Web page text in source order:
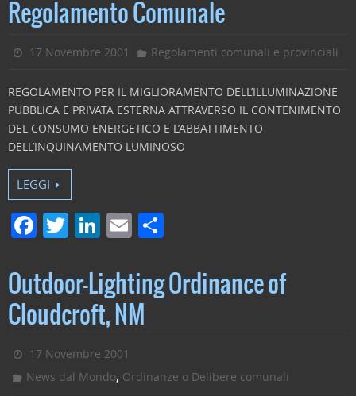
Regolamento Comunale
17 Novembre 2001 Regolamenti comunali e provinciali
REGOLAMENTO PER IL MIGLIORAMENTO DELL’ILLUMINAZIONE
PUBBLICA E PRIVATA ESTERNA ATTRAVERSO IL CONTENIMENTO
DEL CONSUMO ENERGETICO E L’ABBATTIMENTO
DELL’INQUINAMENTO LUMINOSO
LEGGI
F
c
e
b
o
o
T
itt
er
Li
k
e
dI
n
E
ai
l
n
di
Outdoor-Lighting Ordinance of
Cloudcroft, NM
17 Novembre 2001
News dal Mondo, Ordinanze o Delibere comunali